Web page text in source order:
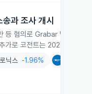
과 조사 개시
등 혐의로 Grabar 법률사
가로 코전트는 2024년 2월
닉스 -1.96%